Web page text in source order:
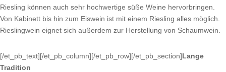
Riesling können auch sehr hochwertige süße Weine hervorbringen.
Von Kabinett bis hin zum Eiswein ist mit einem Riesling alles möglich.
Rieslingwein eignet sich außerdem zur Herstellung von Schaumwein.
[/et_pb_text][/et_pb_column][/et_pb_row][/et_pb_section]Lange
Tradition